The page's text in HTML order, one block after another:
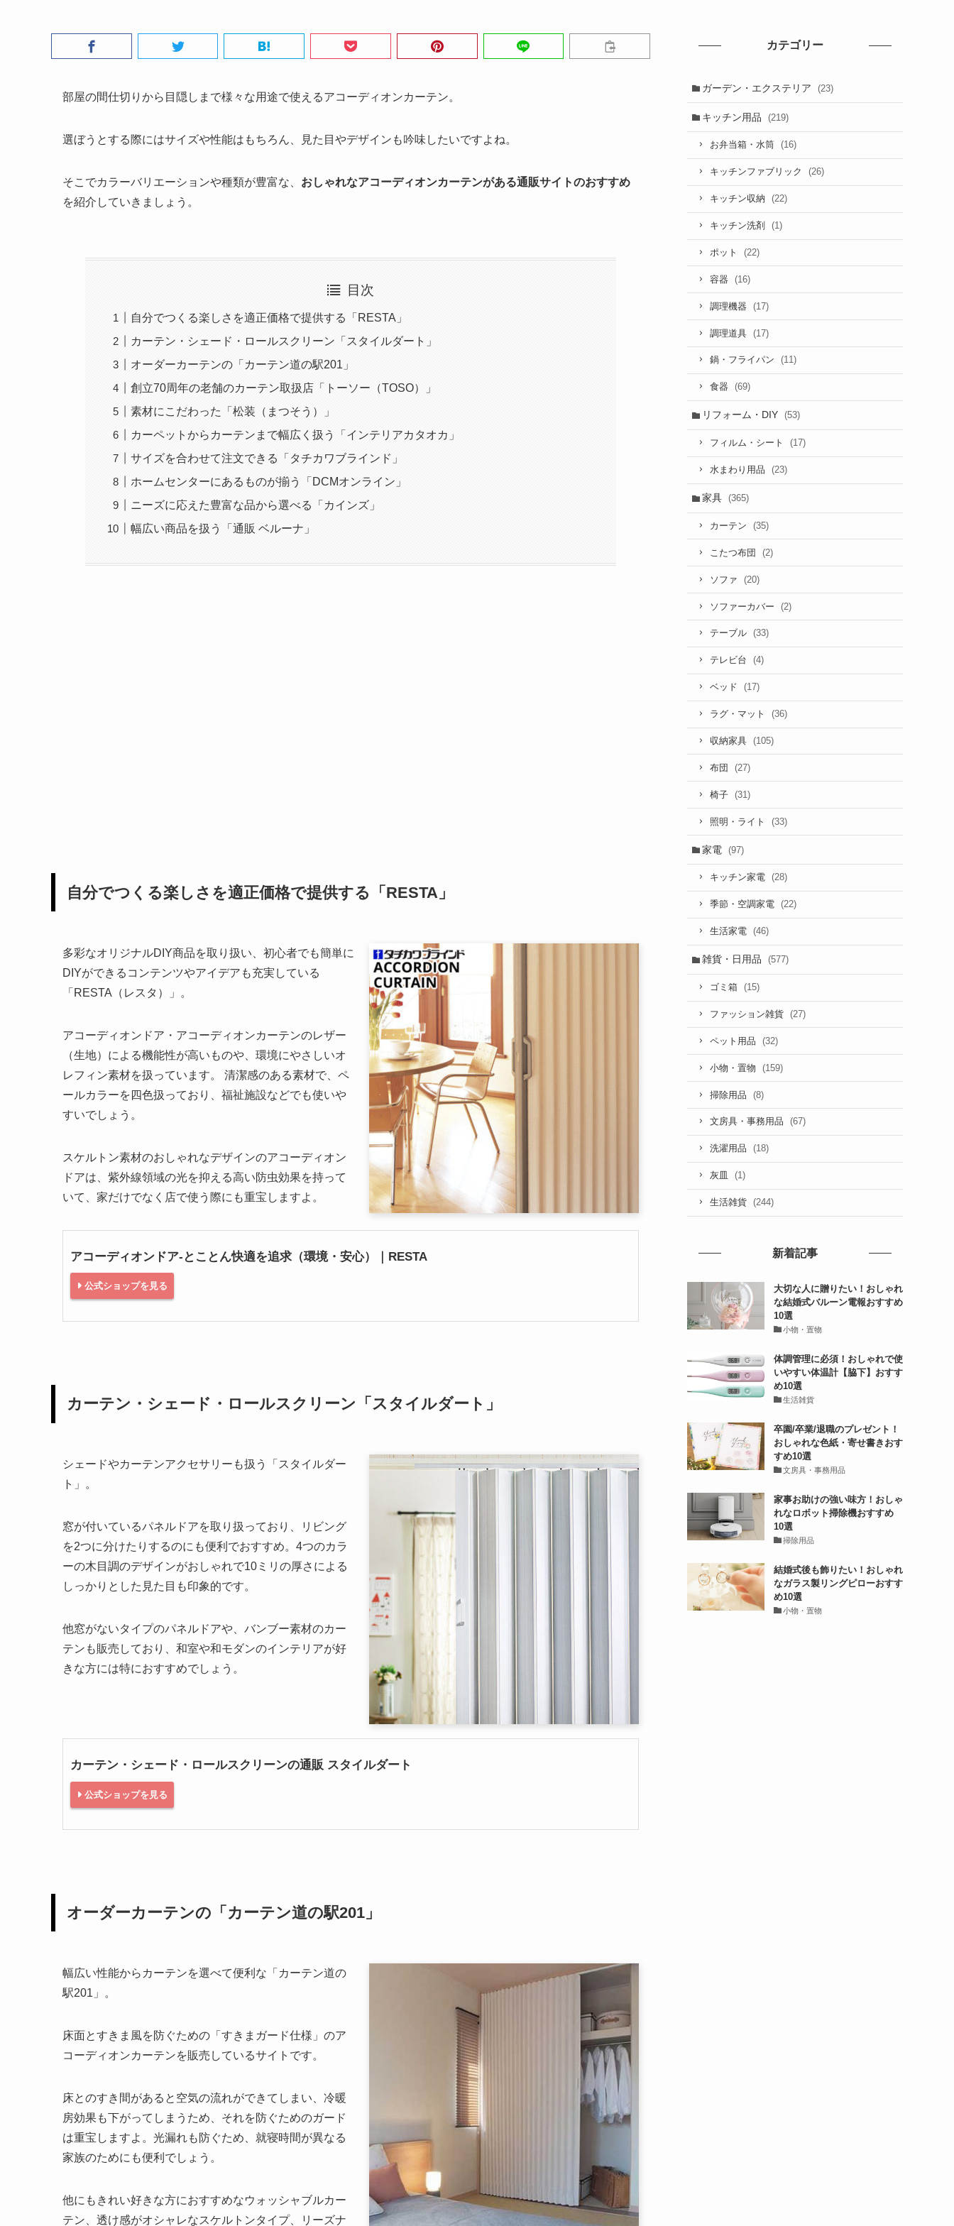
部屋の間仕切りから目隠しまで様々な用途で使えるアコーディオンカーテン。
選ぼうとする際にはサイズや性能はもちろん、見た目やデザインも吟味したいですよね。
そこでカラーバリエーションや種類が豊富な、 おしゃれなアコーディオンカーテンがある通販サイトのおすすめ
を紹介していきましょう。
目次
自分でつくる楽しさを適正価格で提供する「RESTA」
カーテン・シェード・ロールスクリーン「スタイルダート」
オーダーカーテンの「カーテン道の駅201」
創立70周年の老舗のカーテン取扱店「トーソー（TOSO）」
素材にこだわった「松装（まつそう）」
カーペットからカーテンまで幅広く扱う「インテリアカタオカ」
サイズを合わせて注文できる「タチカワブラインド」
ホームセンターにあるものが揃う「DCMオンライン」
ニーズに応えた豊富な品から選べる「カインズ」
幅広い商品を扱う「通販 ベルーナ」
自分でつくる楽しさを適正価格で提供する「RESTA」
多彩なオリジナルDIY商品を取り扱い、初心者でも簡単に
DIYができるコンテンツやアイデアも充実している
「RESTA（レスタ）」。
アコーディオンドア・アコーディオンカーテンのレザー
（生地）による機能性が高いものや、環境にやさしいオ
レフィン素材を扱っています。 清潔感のある素材で、ペ
ールカラーを四色扱っており、福祉施設などでも使いや
すいでしょう。
スケルトン素材のおしゃれなデザインのアコーディオン
ドアは、紫外線領域の光を抑える高い防虫効果を持って
いて、家だけでなく店で使う際にも重宝しますよ。
アコーディオンドア-とことん快適を追求（環境・安心）｜RESTA
公式ショップを見る
カーテン・シェード・ロールスクリーン「スタイルダート」
シェードやカーテンアクセサリーも扱う「スタイルダー
ト」。
窓が付いているパネルドアを取り扱っており、リビング
を2つに分けたりするのにも便利でおすすめ。4つのカラ
ーの木目調のデザインがおしゃれで10ミリの厚さによる
しっかりとした見た目も印象的です。
他窓がないタイプのパネルドアや、バンブー素材のカー
テンも販売しており、和室や和モダンのインテリアが好
きな方には特におすすめでしょう。
カーテン・シェード・ロールスクリーンの通販 スタイルダート
公式ショップを見る
オーダーカーテンの「カーテン道の駅201」
幅広い性能からカーテンを選べて便利な「カーテン道の
駅201」。
床面とすきま風を防ぐための「すきまガード仕様」のア
コーディオンカーテンを販売しているサイトです。
床とのすき間があると空気の流れができてしまい、冷暖
房効果も下がってしまうため、それを防ぐためのガード
は重宝しますよ。光漏れも防ぐため、就寝時間が異なる
家族のためにも便利でしょう。
他にもきれい好きな方におすすめなウォッシャブルカー
テン、透け感がオシャレなスケルトンタイプ、リーズナ
カテゴリー
ガーデン・エクステリア (23)
キッチン用品 (219)
お弁当箱・水筒 (16)
キッチンファブリック (26)
キッチン収納 (22)
キッチン洗剤 (1)
ポット (22)
容器 (16)
調理機器 (17)
調理道具 (17)
鍋・フライパン (11)
食器 (69)
リフォーム・DIY (53)
フィルム・シート (17)
水まわり用品 (23)
家具 (365)
カーテン (35)
こたつ布団 (2)
ソファ (20)
ソファーカバー (2)
テーブル (33)
テレビ台 (4)
ベッド (17)
ラグ・マット (36)
収納家具 (105)
布団 (27)
椅子 (31)
照明・ライト (33)
家電 (97)
キッチン家電 (28)
季節・空調家電 (22)
生活家電 (46)
雑貨・日用品 (577)
ゴミ箱 (15)
ファッション雑貨 (27)
ペット用品 (32)
小物・置物 (159)
掃除用品 (8)
文房具・事務用品 (67)
洗濯用品 (18)
灰皿 (1)
生活雑貨 (244)
新着記事
大切な人に贈りたい！おしゃれ
な結婚式バルーン電報おすすめ
10選
小物・置物
体調管理に必須！おしゃれで使
いやすい体温計【脇下】おすす
め10選
生活雑貨
卒園/卒業/退職のプレゼント！
おしゃれな色紙・寄せ書きおす
すめ10選
文房具・事務用品
家事お助けの強い味方！おしゃ
れなロボット掃除機おすすめ
10選
掃除用品
結婚式後も飾りたい！おしゃれ
なガラス製リングピローおすす
め10選
小物・置物